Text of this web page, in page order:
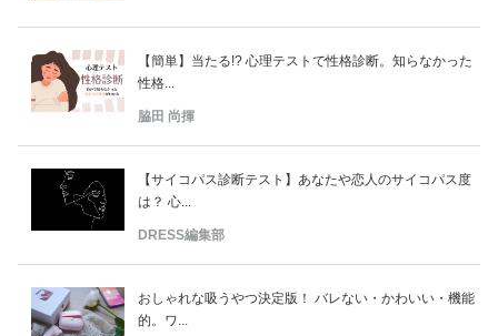
【簡単】当たる!? 心理テストで性格診断。知らなかった
性格...
脇田 尚揮
【サイコパス診断テスト】あなたや恋人のサイコパス度
は？ 心...
DRESS編集部
おしゃれな吸うやつ決定版！ バレない・かわいい・機能
的。ワ...